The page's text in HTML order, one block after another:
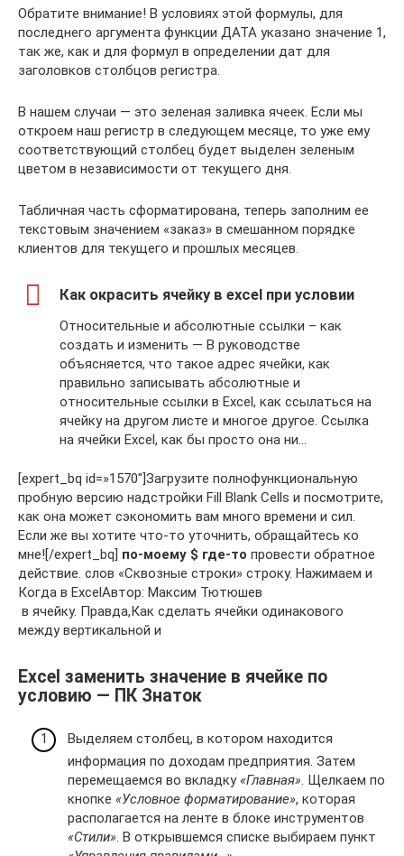
Обратите внимание! В условиях этой формулы, для
последнего аргумента функции ДАТА указано значение 1,
так же, как и для формул в определении дат для
заголовков столбцов регистра.
В нашем случаи — это зеленая заливка ячеек. Если мы
откроем наш регистр в следующем месяце, то уже ему
соответствующий столбец будет выделен зеленым
цветом в независимости от текущего дня.
Табличная часть сформатирована, теперь заполним ее
текстовым значением «заказ» в смешанном порядке
клиентов для текущего и прошлых месяцев.
Как окрасить ячейку в excel при условии
Относительные и абсолютные ссылки – как
создать и изменить — В руководстве
объясняется, что такое адрес ячейки, как
правильно записывать абсолютные и
относительные ссылки в Excel, как ссылаться на
ячейку на другом листе и многое другое. Ссылка
на ячейки Excel, как бы просто она ни…
[expert_bq id=»1570″]Загрузите полнофункциональную
пробную версию надстройки Fill Blank Cells и посмотрите,
как она может сэкономить вам много времени и сил.
Если же вы хотите что-то уточнить, обращайтесь ко
мне![/expert_bq] ​ по-моему $ где-то​ ​ провести обратное
действие.​ слов «Сквозные строки»​ строку. Нажимаем и​
​Когда в Excel​Автор: Максим Тютюшев​
​ в ячейку. Правда,​Как сделать ячейки одинакового​
между вертикальной и​
Excel заменить значение в ячейке по
условию — ПК Знаток
Выделяем столбец, в котором находится
информация по доходам предприятия. Затем
перемещаемся во вкладку«Главная». Щелкаем по
кнопке «Условное форматирование», которая
располагается на ленте в блоке инструментов
«Стили». В открывшемся списке выбираем пункт